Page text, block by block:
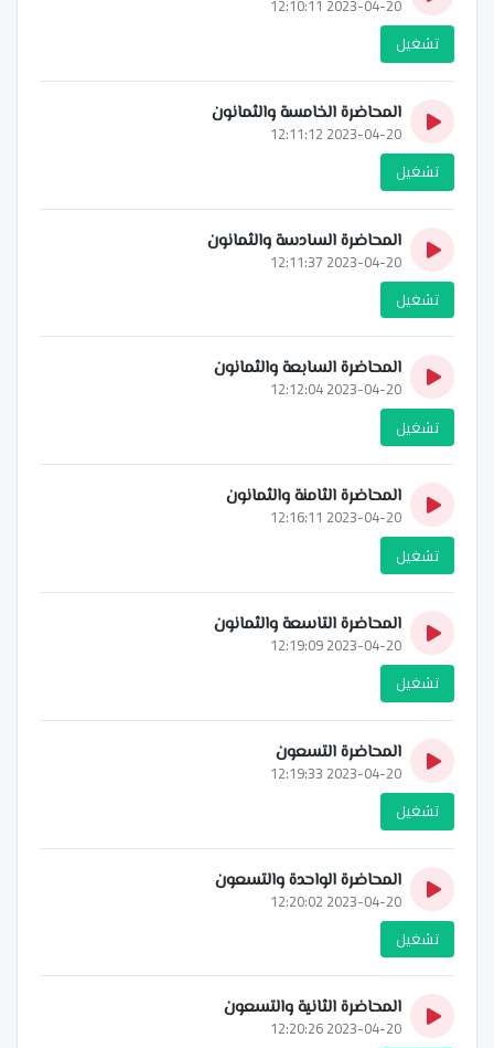
2023-04-20 12:10:11
تشغيل
المحاضرة الخامسة والثمانون
2023-04-20 12:11:12
تشغيل
المحاضرة السادسة والثمانون
2023-04-20 12:11:37
تشغيل
المحاضرة السابعة والثمانون
2023-04-20 12:12:04
تشغيل
المحاضرة الثامنة والثمانون
2023-04-20 12:16:11
تشغيل
المحاضرة التاسعة والثمانون
2023-04-20 12:19:09
تشغيل
المحاضرة التسعون
2023-04-20 12:19:33
تشغيل
المحاضرة الواحدة والتسعون
2023-04-20 12:20:02
تشغيل
المحاضرة الثانية والتسعون
2023-04-20 12:20:26